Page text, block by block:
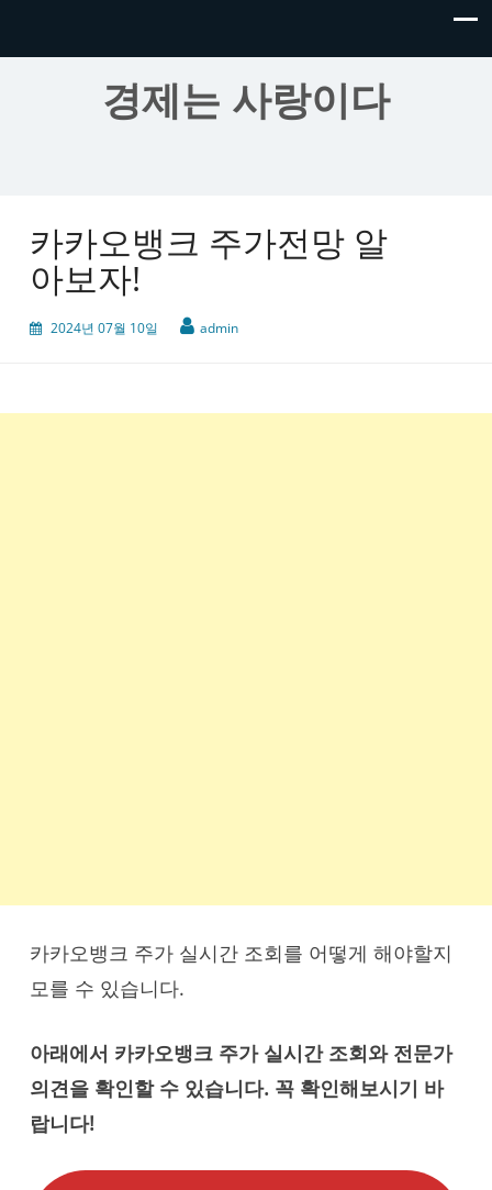
경제는 사랑이다
카카오뱅크 주가전망 알
아보자!
2024년 07월 10일 admin
카카오뱅크 주가 실시간 조회를 어떻게 해야할지
모를 수 있습니다.
아래에서 카카오뱅크 주가 실시간 조회와 전문가
의견을 확인할 수 있습니다. 꼭 확인해보시기 바
랍니다!